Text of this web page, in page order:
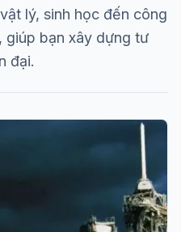
lý, sinh học đến công
giúp bạn xây dựng tư
đại.